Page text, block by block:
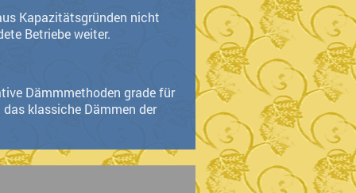
Kapazitätsgründen nicht
Betriebe weiter.
Dämmmethoden grade für
klassiche Dämmen der